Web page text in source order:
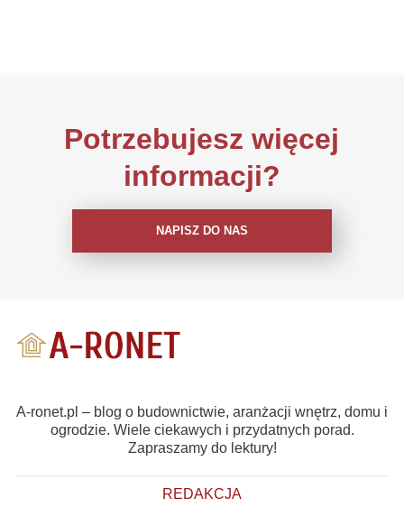
Potrzebujesz więcej
informacji?
NAPISZ DO NAS
A-ronet.pl – blog o budownictwie, aranżacji wnętrz, domu i
ogrodzie. Wiele ciekawych i przydatnych porad.
Zapraszamy do lektury!
REDAKCJA